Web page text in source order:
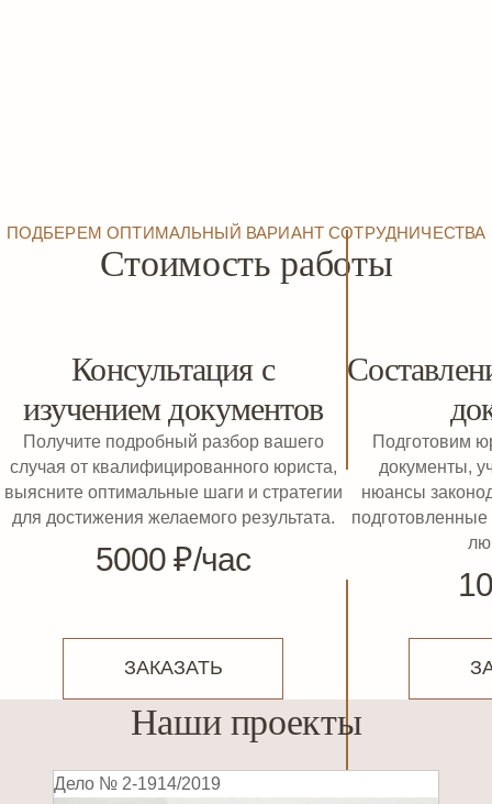
ПОДБЕРЕМ ОПТИМАЛЬНЫЙ ВАРИАНТ СОТРУДНИЧЕСТВА
Стоимость работы
Консультация с
изучением документов
Получите подробный разбор вашего
случая от квалифицированного юриста,
выясните оптимальные шаги и стратегии
для достижения желаемого результата.
5000 ₽/час
ЗАКАЗАТЬ
Подготовим
документы,
нюансы
подготовленные
Наши проекты
Дело № 2-1914/2019